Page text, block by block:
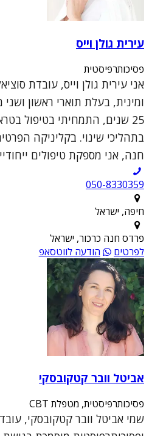
עירית גולן וייס
פסיכותרפיסטית
אני עירית גולן וייס, עובדת
ומינית, בעלת תוארי ראשון
25 שנים, התמחיתי בטיפול
בתהליכי שינוי. בקליניקה
חנה, אני מספקת טיפולים
050-8330359
חיפה, ישראל
פרדס חנה כרכור, ישראל
לפרטים
הודעה לווטסאפ
אביטל וובר קטקובסקי
פסיכותרפיסטית, מטפלת CBT